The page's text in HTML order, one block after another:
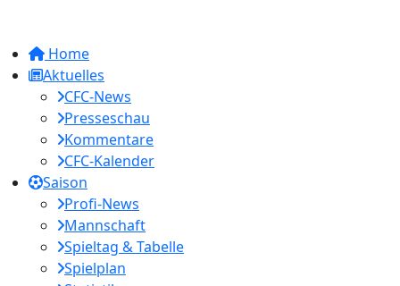
Home
Aktuelles
CFC-News
Presseschau
Kommentare
CFC-Kalender
Saison
Profi-News
Mannschaft
Spieltag & Tabelle
Spielplan